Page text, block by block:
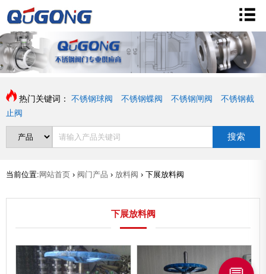
热门关键词： 不锈钢球阀 不锈钢蝶阀 不锈钢闸阀
不锈钢截
止阀
搜索
当前位置: 网站首页 › 阀门产品 › 放料阀 › 下展放料阀
下展放料阀